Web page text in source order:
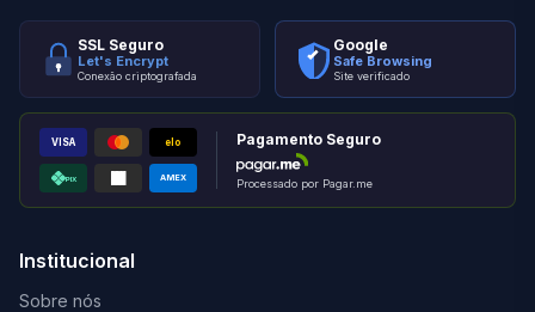
SSL Seguro
Let's Encrypt
Conexão criptografada
Google
Safe Browsing
Site verificado
VISA elo
PIX AMEX
Pagamento Seguro
Processado por Pagar.me
Institucional
Sobre nós